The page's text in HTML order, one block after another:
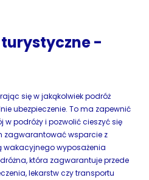
-
się w jakąkolwiek podróż
ubezpieczenie. To ma zapewnić
podróży i pozwolić cieszyć się
zagwarantować wsparcie z
wakacyjnego wyposażenia
która zagwarantuje przede
lekarstw czy transportu